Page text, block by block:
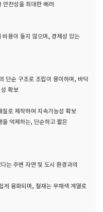
안전성을 최대한 배려
용이 들지 않으며, 경제성 있는
단순 구조로 조립이 용이하며, 바닥
확보
로 제작하여 지속가능성 확보
억제하는, 단순하고 짧은
는 주변 자연 및 도시 환경과의
게 융화되며, 철재는 무채색 계열로